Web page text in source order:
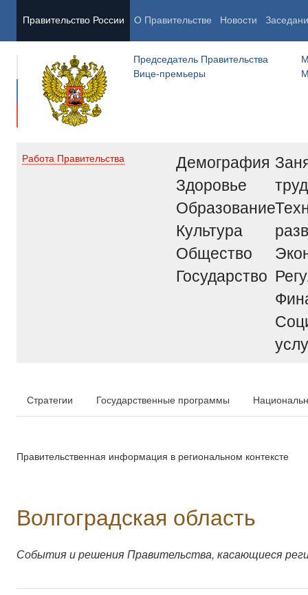
Правительство России О Правительстве Новости
Председатель Правительства
Вице-премьеры
Работа Правительства
Демография
Здоровье
Образование
Культура
Общество
Государство
труд
Стратегии Государственные программы
Правительственная информация в региональном контексте
Волгоградская область
События и решения Правительства, касающиеся